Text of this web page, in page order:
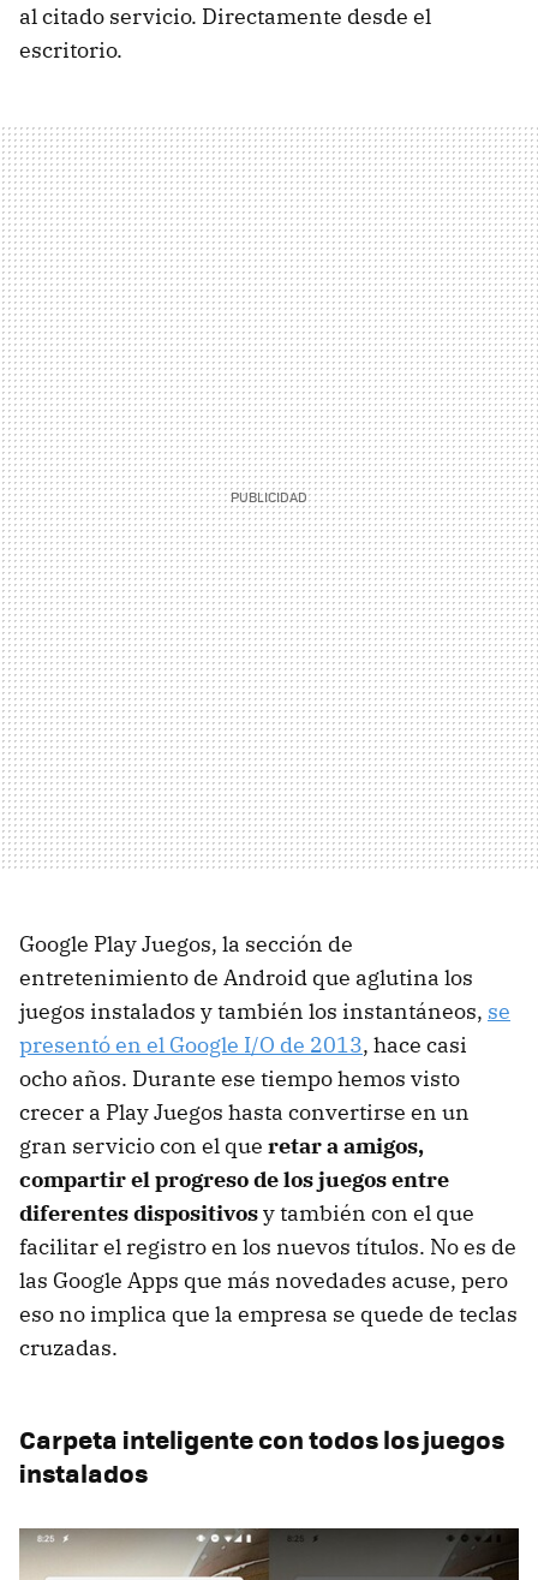
al citado servicio. Directamente desde el
escritorio.
Google Play Juegos, la sección de
entretenimiento de Android que aglutina los
juegos instalados y también los instantáneos, se
presentó en el Google I/O de 2013, hace casi
ocho años. Durante ese tiempo hemos visto
crecer a Play Juegos hasta convertirse en un
gran servicio con el que retar a amigos,
compartir el progreso de los juegos entre
diferentes dispositivosy también con el que
facilitar el registro en los nuevos títulos. No es de
las Google Apps que más novedades acuse, pero
eso no implica que la empresa se quede de teclas
cruzadas.
Carpeta inteligente con todos los juegos
instalados